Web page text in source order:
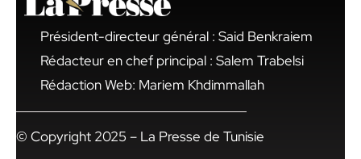
Président-directeur général : Said Benkraiem
Rédacteur en chef principal : Salem Trabelsi
Rédaction Web: Mariem Khdimmallah
© Copyright 2025 – La Presse de Tunisie